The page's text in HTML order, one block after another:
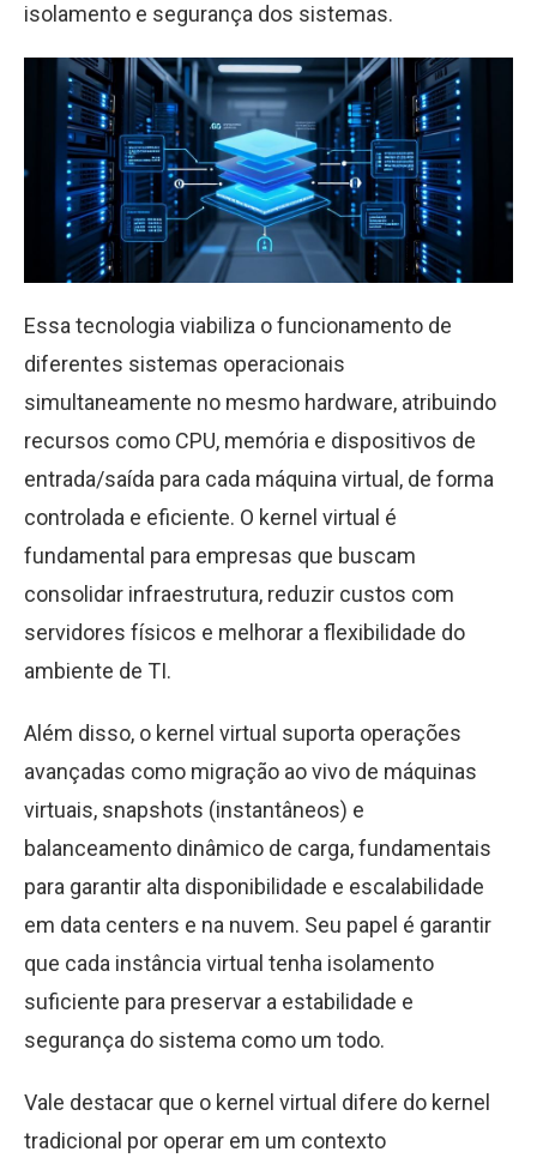
isolamento e segurança dos sistemas.
Essa tecnologia viabiliza o funcionamento de
diferentes sistemas operacionais
simultaneamente no mesmo hardware, atribuindo
recursos como CPU, memória e dispositivos de
entrada/saída para cada máquina virtual, de forma
controlada e eficiente. O kernel virtual é
fundamental para empresas que buscam
consolidar infraestrutura, reduzir custos com
servidores físicos e melhorar a flexibilidade do
ambiente de TI.
Além disso, o kernel virtual suporta operações
avançadas como migração ao vivo de máquinas
virtuais, snapshots (instantâneos) e
balanceamento dinâmico de carga, fundamentais
para garantir alta disponibilidade e escalabilidade
em data centers e na nuvem. Seu papel é garantir
que cada instância virtual tenha isolamento
suficiente para preservar a estabilidade e
segurança do sistema como um todo.
Vale destacar que o kernel virtual difere do kernel
tradicional por operar em um contexto